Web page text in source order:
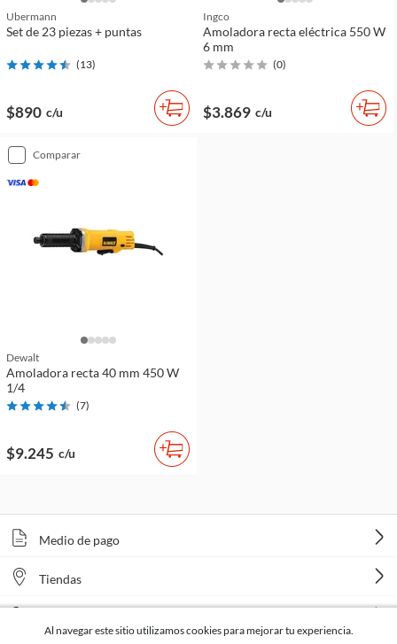
Ubermann
Set de 23 piezas + puntas
(13)
$890 c/u
Ingco
Amoladora recta eléctrica 550 W
6 mm
(0)
$3.869 c/u
comparar
Dewalt
Amoladora recta 40 mm 450 W
1/4
(7)
$9.245 c/u
Medio de pago
Tiendas
Al navegar este sitio utilizamos cookies para mejorar tu experiencia.